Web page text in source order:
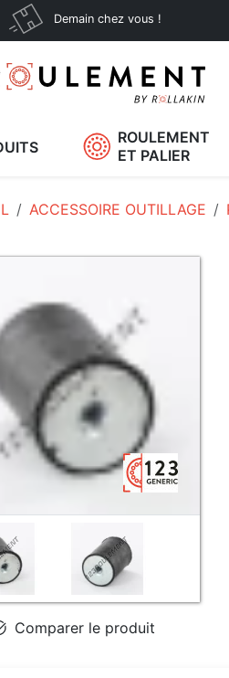
Demain chez vous !
ROULEMENT
ET PALIER
ACCESSOIRE OUTILLAGE
Comparer le produit